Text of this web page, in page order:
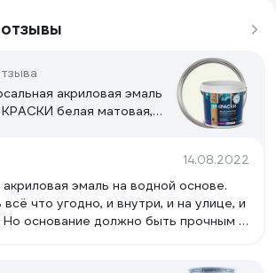
акриловая эмаль
белая матовая,
14.08.2022
эмаль на водной основе.
что угодно, и внутри, и на улице, и
Но основание должно быть прочным и